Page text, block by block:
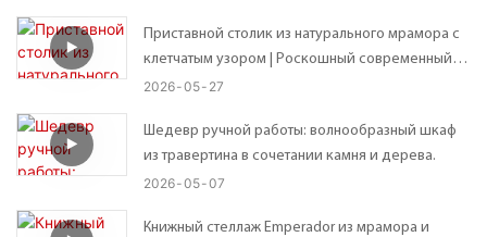
Приставной столик из натурального мрамора с
клетчатым узором | Роскошный современный
приставной столик – 41*41*В56 см
2026 05 27
Шедевр ручной работы: волнообразный шкаф
из травертина в сочетании камня и дерева.
2026 05 07
Книжный стеллаж Emperador из мрамора и